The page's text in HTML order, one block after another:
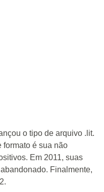
o tipo de arquivo .lit.
formato é sua não
Em 2011, suas
Finalmente,